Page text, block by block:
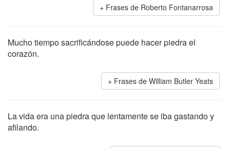
Frases de Roberto Fontanarrosa
Mucho tiempo sacrificándose puede hacer piedra el
corazón.
Frases de William Butler Yeats
La vida era una piedra que lentamente se iba gastando y
afilando.